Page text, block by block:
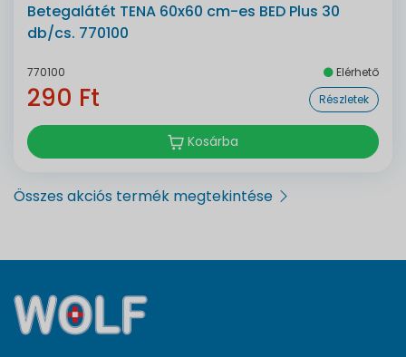
Betegalátét TENA 60x60 cm-es BED Plus 30
db/cs. 770100
770100 Elérhető
290 Ft Részletek
Kosárba
Összes akciós termék megtekintése